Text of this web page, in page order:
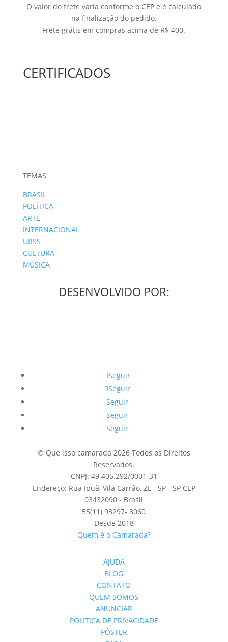
O valor do frete varia conforme o CEP e é calculado
na finalização do pedido.
Frete grátis em compras acima de R$ 400.
CERTIFICADOS
TEMAS
BRASIL
POLÍTICA
ARTE
INTERNACIONAL
URSS
CULTURA
MÚSICA
DESENVOLVIDO POR:
Seguir
Seguir
Seguir
Seguir
Seguir
© Que isso camarada 2026 Todos os Direitos
Reservados.
CNPJ: 49.405.292/0001-31
Endereço: Rua Ipuã, Vila Carrão, ZL - SP - SP CEP
03432090 - Brasil
55(11) 93297- 8060
Desde 2018
Quem é o Camarada?
AJUDA
BLOG
CONTATO
QUEM SOMOS
ANUNCIAR
POLITICA DE PRIVACIDADE
PÔSTER